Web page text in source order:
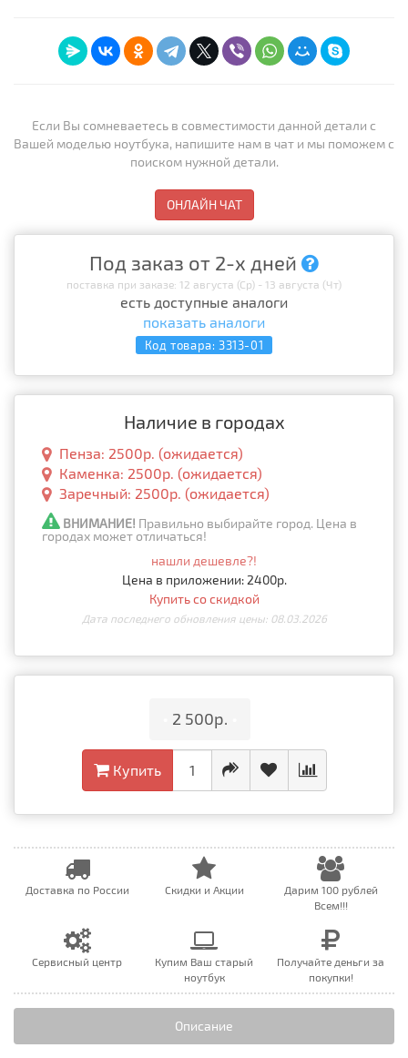
Если Вы сомневаетесь в совместимости данной детали с
Вашей моделью ноутбука, напишите нам в чат и мы поможем с
поиском нужной детали.
ОНЛАЙН ЧАТ
Под заказ от 2-х дней
поставка при заказе: 12 августа (Ср) - 13 августа (Чт)
есть доступные аналоги
показать аналоги
Код товара: 3313-01
Наличие в городах
Пенза: 2500р. (ожидается)
Каменка: 2500р. (ожидается)
Заречный: 2500р. (ожидается)
ВНИМАНИЕ! Правильно выбирайте город. Цена в
городах может отличаться!
нашли дешевле?!
Цена в приложении: 2400р.
Купить со скидкой
Дата последнего обновления цены: 08.03.2026
2 500р.
Купить
Доставка по России Скидки и Акции
Дарим 100 рублей
Всем!!!
Сервисный центр
Купим Ваш старый
ноутбук
Получайте деньги за
покупки!
Описание